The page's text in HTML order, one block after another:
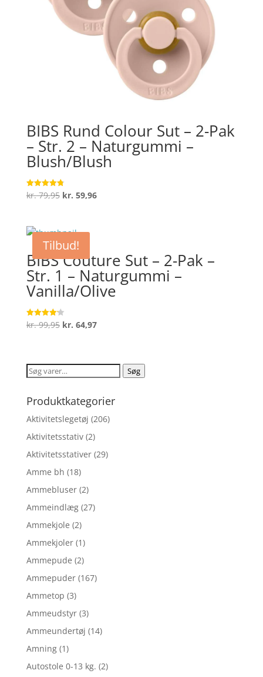
BIBS Rund Colour Sut – 2-Pak
– Str. 2 – Naturgummi –
Blush/Blush
Vurderet
4.8
kr.79,95 Den
var:
kr. 79,95.
kr. 59,96Den
Tilbud!
BIBS Couture Sut – 2-Pak –
Str. 1 – Naturgummi –
Vanilla/Olive
Vurderet
4.2
kr.99,95 Den
var:
kr. 99,95.
kr. 64,97Den
er:
kr. 64,97.
Søg
Søg
Produktkategorier
Aktivitetslegetøj (206)
Aktivitetsstativ (2)
Aktivitetsstativer (29)
Amme bh (18)
Ammebluser (2)
Ammeindlæg (27)
Ammekjole (2)
Ammekjoler (1)
Ammepude (2)
Ammepuder (167)
Ammetop (3)
Ammeudstyr (3)
Ammeundertøj (14)
Amning (1)
Autostole 0-13 kg. (2)